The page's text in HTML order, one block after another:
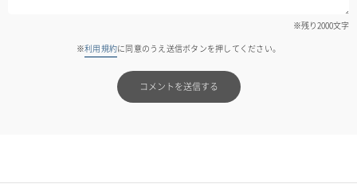
※残り2000文字
※利用規約に同意のうえ送信ボタンを押してください。
コメントを送信する